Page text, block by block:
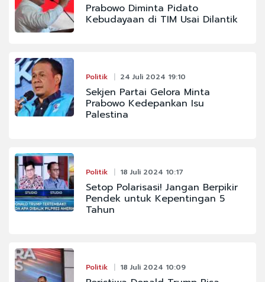
Prabowo Diminta Pidato
Kebudayaan di TIM Usai Dilantik
Politik 24 Juli 2024 19:10
Sekjen Partai Gelora Minta
Prabowo Kedepankan Isu
Palestina
Politik 18 Juli 2024 10:17
Setop Polarisasi! Jangan Berpikir
Pendek untuk Kepentingan 5
Tahun
Politik 18 Juli 2024 10:09